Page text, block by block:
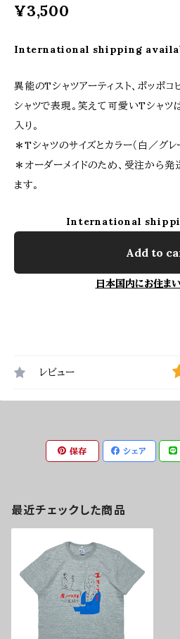
¥3,500
International shipping
異能のTシャツアーティスト、ポッポ
シャツで表現。笑えて可愛いTシャツ
入り。
＊Tシャツのサイズとカラー（白／グレ
＊オーダーメイドのため、受注から
ます。
International
Add to
日本国内にお住ま
レビュー
保存 シェア
最近チェックした商品